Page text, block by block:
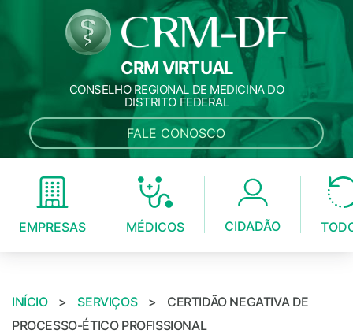
CRM VIRTUAL
CONSELHO REGIONAL DE MEDICINA DO
DISTRITO FEDERAL
FALE CONOSCO
EMPRESAS MÉDICOS CIDADÃO
INÍCIO > SERVIÇOS >
CERTIDÃO NEGATIVA DE
PROCESSO-ÉTICO PROFISSIONAL